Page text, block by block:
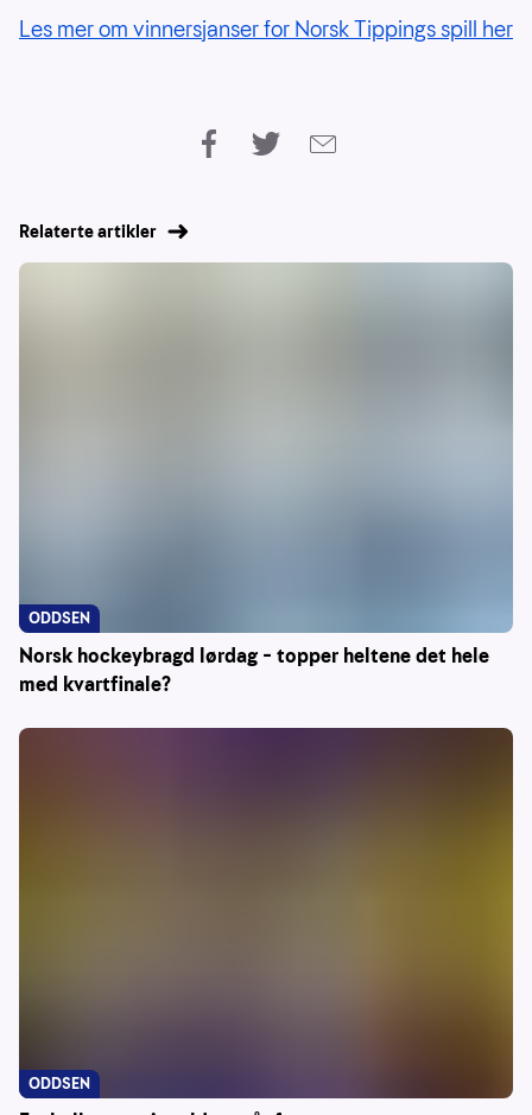
Les mer om vinnersjanser for Norsk Tippings spill her
Relaterte artikler
Norsk hockeybragd lørdag – topper heltene det hele
med kvartfinale?
ODDSEN
ODDSEN